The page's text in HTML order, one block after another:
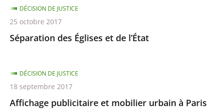
Séparation des Églises et de l’État
DÉCISION DE JUSTICE
25 octobre 2017
Affichage publicitaire et mobilier urbain à Paris
DÉCISION DE JUSTICE
18 septembre 2017